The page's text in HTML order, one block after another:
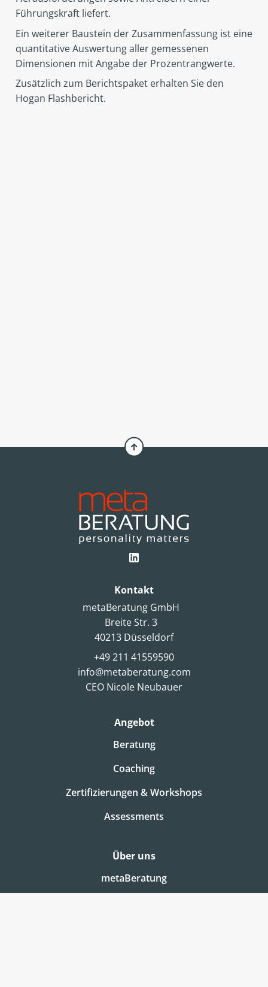
Führungskraft liefert.
Ein weiterer Baustein der Zusammenfassung ist eine
quantitative Auswertung aller gemessenen
Dimensionen mit Angabe der Prozentrangwerte.
Zusätzlich zum Berichtspaket erhalten Sie den
Hogan Flashbericht.
Kontakt
metaBeratung GmbH
Breite Str. 3
40213 Düsseldorf
+49 211 41559590
info@metaberatung.com
CEO Nicole Neubauer
Angebot
Beratung
Coaching
Zertifizierungen & Workshops
Assessments
Über uns
metaBeratung